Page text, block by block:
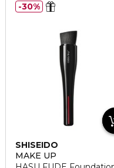
SHISEIDO
MAKE UP
30%